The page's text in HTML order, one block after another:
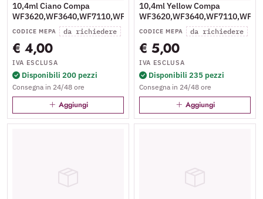
10,4ml Ciano Compa
WF3620,WF3640,WF7110,WF7610,WF7620#27XL
CODICE MEPA da richiedere
€ 4,00
IVA ESCLUSA
Disponibili 200 pezzi
Consegna in 24/48 ore
Aggiungi
10,4ml Yellow Compa
CODICE MEPA da richiedere
€ 5,00
IVA ESCLUSA
Disponibili 235 pezzi
Consegna in 24/48 ore
Aggiungi